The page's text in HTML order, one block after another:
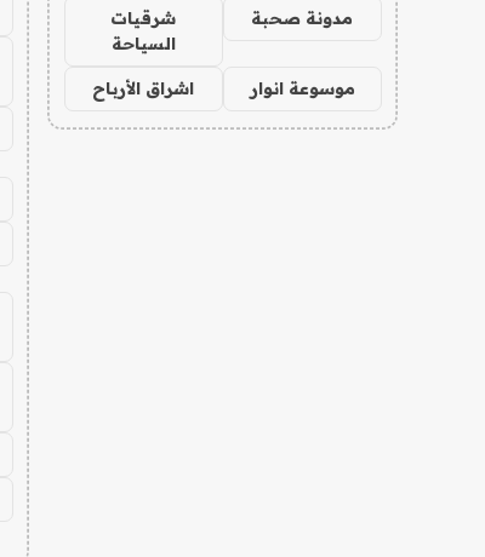
مدونة صحبة
شرقيات
السياحة
موسوعة انوار اشراق الأرباح